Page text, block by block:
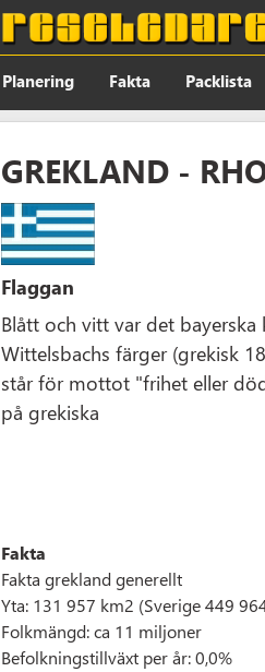
Planering Fakta Packlista
GREKLAND -
Flaggan
Blått och vitt var det bayerska
Wittelsbachs färger (grekisk
står för mottot "frihet eller
på grekiska
Fakta
Fakta grekland generellt
Yta: 131 957 km2 (Sverige 449
Folkmängd: ca 11 miljoner
Befolkningstillväxt per år: 0,0%